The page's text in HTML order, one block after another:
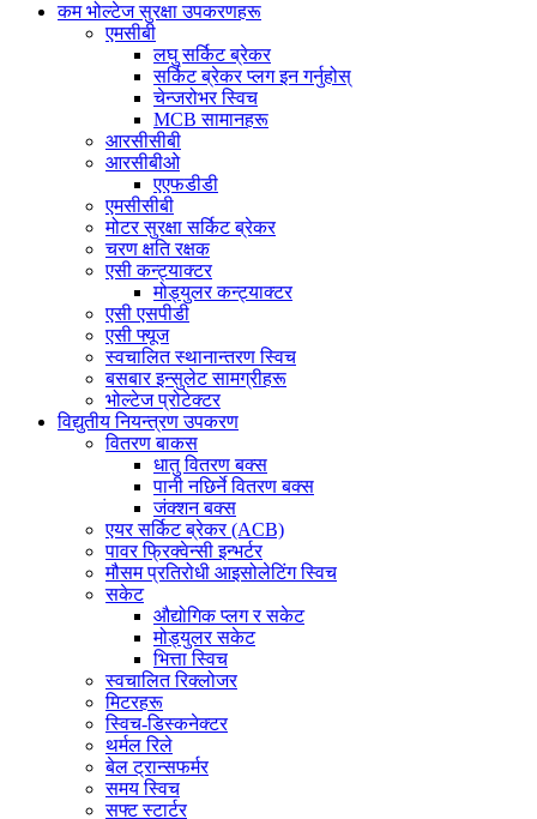
कम भोल्टेज सुरक्षा उपकरणहरू
एमसीबी
लघु सर्किट ब्रेकर
सर्किट ब्रेकर प्लग इन गर्नुहोस्
चेन्जरोभर स्विच
MCB सामानहरू
आरसीसीबी
आरसीबीओ
एएफडीडी
एमसीसीबी
मोटर सुरक्षा सर्किट ब्रेकर
चरण क्षति रक्षक
एसी कन्ट्याक्टर
मोड्युलर कन्ट्याक्टर
एसी एसपीडी
एसी फ्यूज
स्वचालित स्थानान्तरण स्विच
बसबार इन्सुलेट सामग्रीहरू
भोल्टेज प्रोटेक्टर
विद्युतीय नियन्त्रण उपकरण
वितरण बाकस
धातु वितरण बक्स
पानी नछिर्ने वितरण बक्स
जंक्शन बक्स
एयर सर्किट ब्रेकर (ACB)
पावर फ्रिक्वेन्सी इन्भर्टर
मौसम प्रतिरोधी आइसोलेटिंग स्विच
सकेट
औद्योगिक प्लग र सकेट
मोड्युलर सकेट
भित्ता स्विच
स्वचालित रिक्लोजर
मिटरहरू
स्विच-डिस्कनेक्टर
थर्मल रिले
बेल ट्रान्सफर्मर
समय स्विच
सफ्ट स्टार्टर